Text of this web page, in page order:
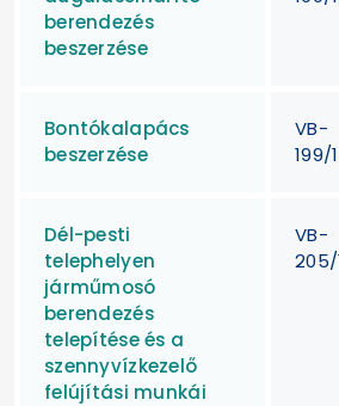
berendezés
beszerzése
Bontókalapács
beszerzése
VB-
199/
Dél-pesti
telephelyen
járműmosó
berendezés
telepítése és a
szennyvízkezelő
felújítási munkái
VB-
205/